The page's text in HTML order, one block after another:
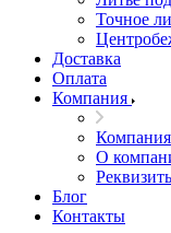
Точное
Доставка
Оплата
Компания
Компания
О
Блог
Контакты